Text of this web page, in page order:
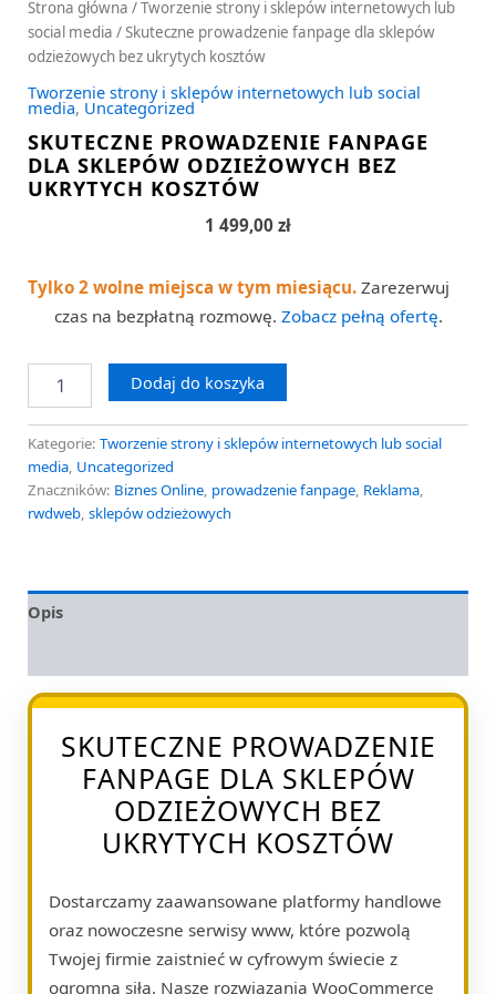
Strona główna /Tworzenie strony i sklepów internetowych lub
social media / Skuteczne prowadzenie fanpage dla sklepów
odzieżowych bez ukrytych kosztów
Tworzenie strony i sklepów internetowych lub social
media, Uncategorized
SKUTECZNE PROWADZENIE FANPAGE
DLA SKLEPÓW ODZIEŻOWYCH BEZ
UKRYTYCH KOSZTÓW
1 499,00 zł
Tylko 2 wolne miejsca w tym miesiącu. Zarezerwuj
czas na bezpłatną rozmowę. Zobacz pełną ofertę.
Dodaj do koszyka
Kategorie: Tworzenie strony i sklepów internetowych lub social
media, Uncategorized
Znaczników: Biznes Online, prowadzenie fanpage, Reklama,
rwdweb, sklepów odzieżowych
Opis
SKUTECZNE PROWADZENIE
FANPAGE DLA SKLEPÓW
ODZIEŻOWYCH BEZ
UKRYTYCH KOSZTÓW
Dostarczamy zaawansowane platformy handlowe
oraz nowoczesne serwisy www, które pozwolą
Twojej firmie zaistnieć w cyfrowym świecie z
ogromną siłą. Nasze rozwiązania WooCommerce